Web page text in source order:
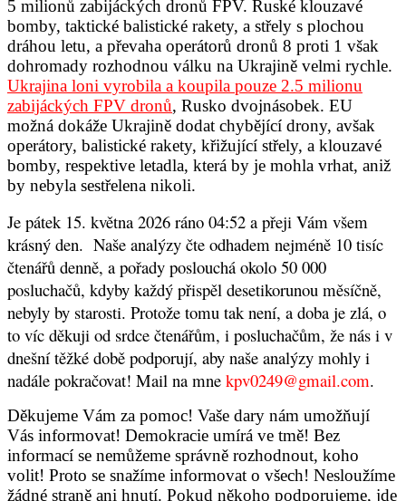
5 milionů zabijáckých dronů FPV. Ruské klouzavé
bomby, taktické balistické rakety, a střely s plochou
dráhou letu, a převaha operátorů dronů 8 proti 1 však
dohromady rozhodnou válku na Ukrajině velmi rychle.
Ukrajina loni vyrobila a koupila pouze 2.5 milionu
zabijáckých FPV dronů, Rusko dvojnásobek. EU
možná dokáže Ukrajině dodat chybějící drony, avšak
operátory, balistické rakety, křižující střely, a klouzavé
bomby, respektive letadla, která by je mohla vrhat, aniž
by nebyla sestřelena nikoli.
Je pátek 15. května 2026 ráno 04:52 a přeji Vám všem
krásný den. Naše analýzy čte odhadem nejméně 10 tisíc
čtenářů denně, a pořady poslouchá okolo 50 000
posluchačů, kdyby každý přispěl desetikorunou měsíčně,
nebyly by starosti. Protože tomu tak není, a doba je zlá, o
to víc děkuji od srdce čtenářům, i posluchačům, že nás i v
dnešní těžké době podporují, aby naše analýzy mohly i
nadále pokračovat! Mail na mne kpv0249@gmail.com.
Děkujeme Vám za pomoc! Vaše dary nám umožňují
Vás informovat! Demokracie umírá ve tmě! Bez
informací se nemůžeme správně rozhodnout, koho
volit! Proto se snažíme informovat o všech! Nesloužíme
žádné straně ani hnutí. Pokud někoho podporujeme, jde